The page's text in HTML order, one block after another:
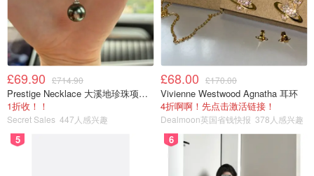
£69.90 £714.90
Prestige Necklace 大溪地珍珠项链 10-11mm
1折收！！
Secret Sales 447人感兴趣
£68.00 £170.00
Vivienne Westwood Agnatha 耳环
4折啊啊！先点击激活链接！
Dealmoon英国省钱快报 378人感兴趣
5 6